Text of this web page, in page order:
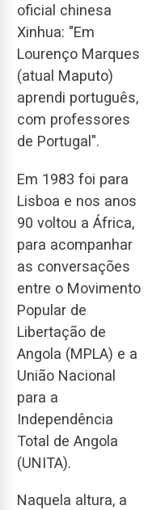
oficial chinesa
Xinhua: "Em
Lourenço Marques
(atual Maputo)
aprendi português,
com professores
de Portugal".
Em 1983 foi para
Lisboa e nos anos
90 voltou a África,
para acompanhar
as conversações
entre o Movimento
Popular de
Libertação de
Angola (MPLA) e a
União Nacional
para a
Independência
Total de Angola
(UNITA).
Naquela altura, a